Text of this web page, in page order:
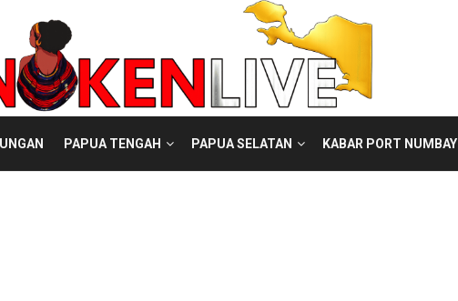
PAPUA TENGAH PAPUA SELATAN KABAR PORT NUMBAY